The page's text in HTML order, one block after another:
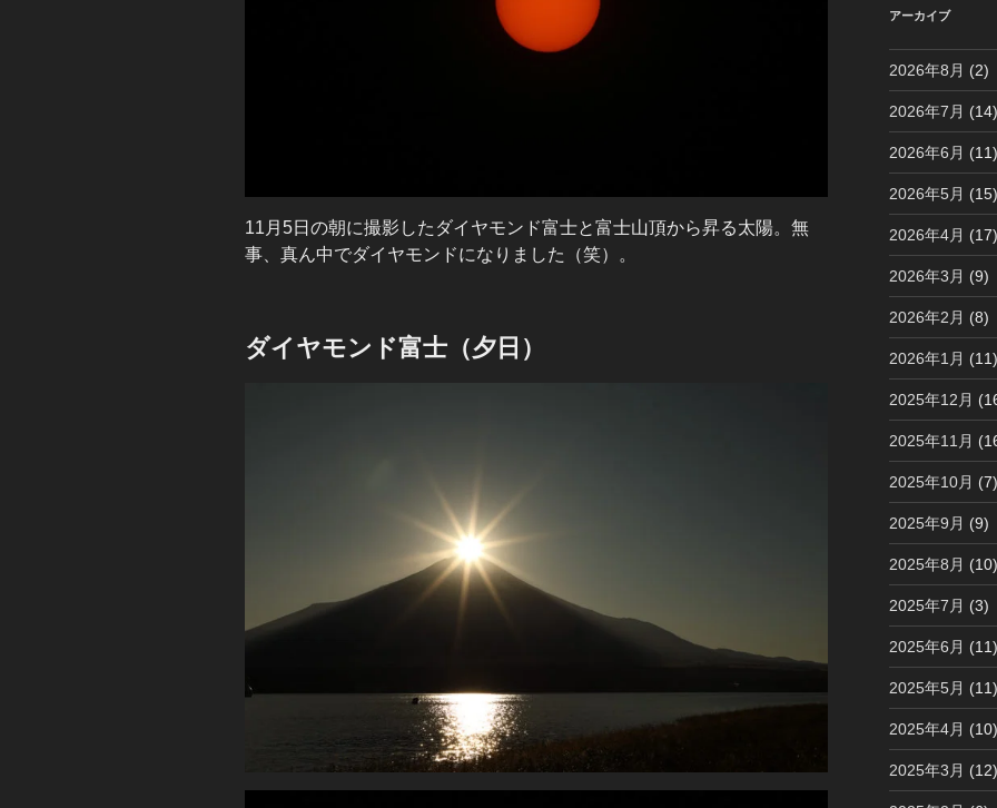
11月5日の朝に撮影したダイヤモンド富士と富士山頂から昇る太陽。無
事、真ん中でダイヤモンドになりました（笑）。
ダイヤモンド富士（夕日）
アーカイブ
2026年8月 (2)
2026年7月 (14)
2026年6月 (11)
2026年5月 (15)
2026年4月 (17)
2026年3月 (9)
2026年2月 (8)
2026年1月 (11)
2025年12月
2025年11月
2025年10月 (7)
2025年9月 (9)
2025年8月 (10)
2025年7月 (3)
2025年6月 (11)
2025年5月 (11)
2025年4月 (10)
2025年3月 (12)